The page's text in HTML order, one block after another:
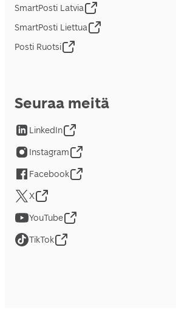
SmartPosti Latvia
SmartPosti Liettua
Posti Ruotsi
Seuraa meitä
LinkedIn
Instagram
Facebook
X
YouTube
TikTok